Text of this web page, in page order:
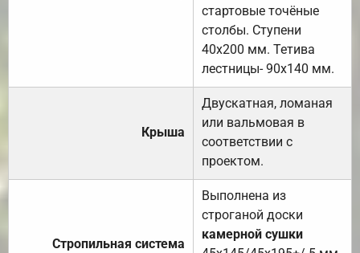
стартовые точёные
столбы. Ступени
40х200 мм. Тетива
лестницы- 90х140 мм.
Крыша
Двускатная, ломаная
или вальмовая в
соответствии с
проектом.
Стропильная система
Выполнена из
строганой доски
камерной сушки